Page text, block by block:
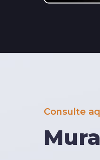
Consulte